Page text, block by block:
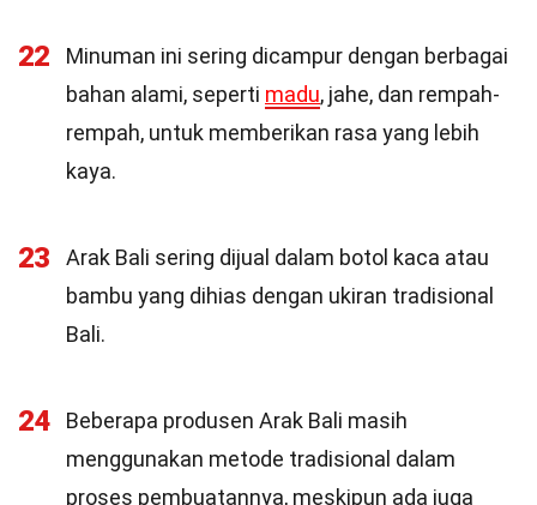
22
Minuman ini sering dicampur dengan berbagai
bahan alami, seperti madu, jahe, dan rempah-
rempah, untuk memberikan rasa yang lebih
kaya.
23
Arak Bali sering dijual dalam botol kaca atau
bambu yang dihias dengan ukiran tradisional
Bali.
24
Beberapa produsen Arak Bali masih
menggunakan metode tradisional dalam
proses pembuatannya, meskipun ada juga